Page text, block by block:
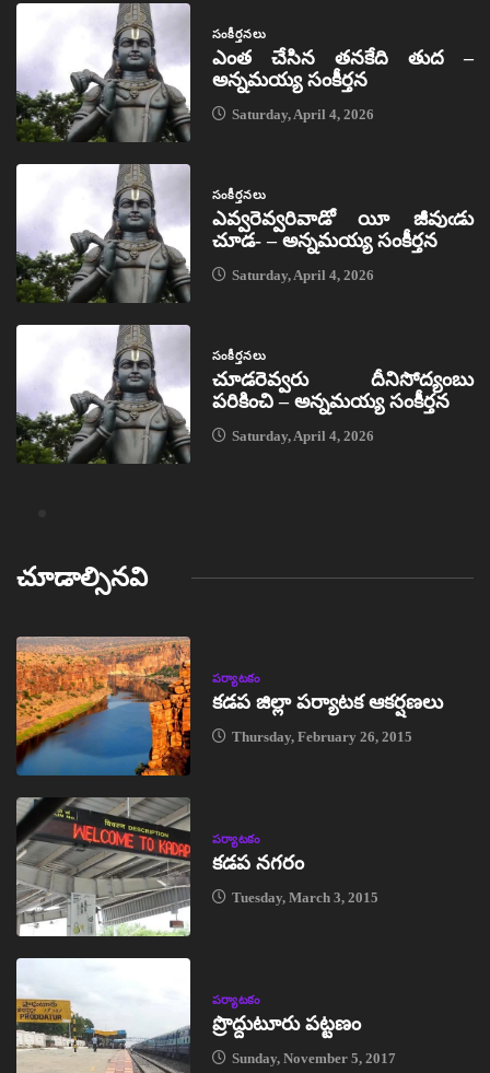
సంకీర్తనలు
ఎంత చేసిన తనకేది తుద –
అన్నమయ్య సంకీర్తన
Saturday, April 4, 2026
సంకీర్తనలు
ఎవ్వరెవ్వరివాడో యీ జీవుఁడు
చూడ- – అన్నమయ్య సంకీర్తన
Saturday, April 4, 2026
సంకీర్తనలు
చూడరెవ్వరు దీనిసోద్యంబు
పరికించి – అన్నమయ్య సంకీర్తన
Saturday, April 4, 2026
చూడాల్సినవి
పర్యాటకం
కడప జిల్లా పర్యాటక ఆకర్షణలు
Thursday, February 26, 2015
పర్యాటకం
కడప నగరం
Tuesday, March 3, 2015
పర్యాటకం
ప్రొద్దుటూరు పట్టణం
Sunday, November 5, 2017